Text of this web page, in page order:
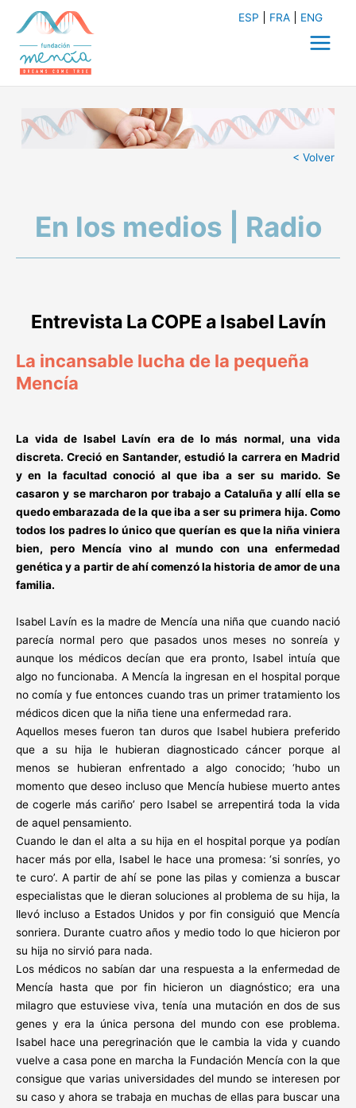
contenido
ESP FRA ENG
Main
Menu
< Volver
En los medios | Radio
Entrevista La COPE a Isabel Lavín
La incansable lucha de la pequeña
Mencía
La vida de Isabel Lavín era de lo más normal, una vida
discreta. Creció en Santander, estudió la carrera en Madrid
y en la facultad conoció al que iba a ser su marido. Se
casaron y se marcharon por trabajo a Cataluña y allí ella se
quedo embarazada de la que iba a ser su primera hija. Como
todos los padres lo único que querían es que la niña viniera
bien, pero Mencía vino al mundo con una enfermedad
genética y a partir de ahí comenzó la historia de amor de una
familia.
Isabel Lavín es la madre de Mencía una niña que cuando nació
parecía normal pero que pasados unos meses no sonreía y
aunque los médicos decían que era pronto, Isabel intuía que
algo no funcionaba. A Mencía la ingresan en el hospital porque
no comía y fue entonces cuando tras un primer tratamiento los
médicos dicen que la niña tiene una enfermedad rara.
Aquellos meses fueron tan duros que Isabel hubiera preferido
que a su hija le hubieran diagnosticado cáncer porque al
menos se hubieran enfrentado a algo conocido; ‘hubo un
momento que deseo incluso que Mencía hubiese muerto antes
de cogerle más cariño’ pero Isabel se arrepentirá toda la vida
de aquel pensamiento.
Cuando le dan el alta a su hija en el hospital porque ya podían
hacer más por ella, Isabel le hace una promesa: ‘si sonríes, yo
te curo’. A partir de ahí se pone las pilas y comienza a buscar
especialistas que le dieran soluciones al problema de su hija, la
llevó incluso a Estados Unidos y por fin consiguió que Mencía
sonriera. Durante cuatro años y medio todo lo que hicieron por
su hija no sirvió para nada.
Los médicos no sabían dar una respuesta a la enfermedad de
Mencía hasta que por fin hicieron un diagnóstico; era una
milagro que estuviese viva, tenía una mutación en dos de sus
genes y era la única persona del mundo con ese problema.
Isabel hace una peregrinación que le cambia la vida y cuando
vuelve a casa pone en marcha la Fundación Mencía con la que
consigue que varias universidades del mundo se interesen por
su caso y ahora se trabaja en muchas de ellas para buscar una